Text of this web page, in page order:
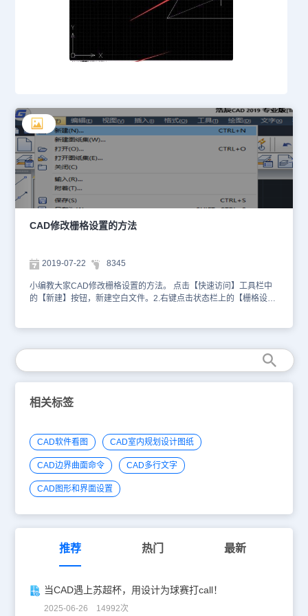
CAD修改栅格设置的方法
2019-07-22 8345
小编教大家CAD修改栅格设置的方法。 点击【快速访问】工具栏中
的【新建】按钮，新建空白文件。2.右键点击状态栏上的【栅格设
置。以上就是CAD修改栅格设置的方法，希望同学们好好学习并熟练
相关标签
CAD软件看图 CAD室内规划设计图纸
CAD边界曲面命令 CAD多行文字
CAD图形和界面设置
推荐 热门 最新
当CAD遇上苏超杯，用设计为球赛打call！
2025-06-26 14992次